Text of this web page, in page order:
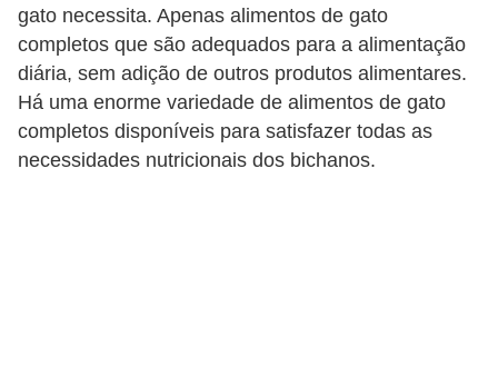
gato necessita. Apenas alimentos de gato
completos que são adequados para a alimentação
diária, sem adição de outros produtos alimentares.
Há uma enorme variedade de alimentos de gato
completos disponíveis para satisfazer todas as
necessidades nutricionais dos bichanos.
A
v
s
o